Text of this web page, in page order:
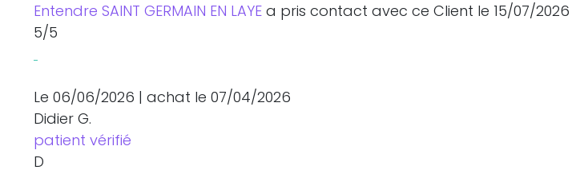
Entendre SAINT GERMAIN EN LAYE a pris contact avec ce Client le 15/07/2026
5/5
Le 06/06/2026 | achat le 07/04/2026
Didier G.
patient vérifié
D